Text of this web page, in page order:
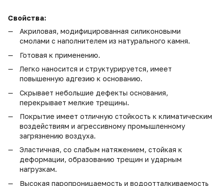
Свойства:
Акриловая, модифицированная силиконовыми
смолами с наполнителем из натурального камня.
Готовая к применению.
Легко наносится и структурируется, имеет
повышенную адгезию к основанию.
Скрывает небольшие дефекты основания,
перекрывает мелкие трещины.
Покрытие имеет отличную стойкость к климатическим
воздействиям и агрессивному промышленному
загрязнению воздуха.
Эластичная, со слабым натяжением, стойкая к
деформации, образованию трещин и ударным
нагрузкам.
Высокая паропроницаемость и водоотталкиваемость